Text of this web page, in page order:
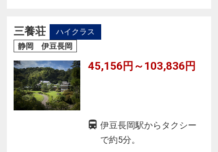
「館内に広がるやすらぎの香り」
お子さまとの旅を応援するキッズルームや
い宿☆
三養荘
ハイクラス
静岡 伊豆長岡
45,156円～103,836円
伊豆長岡駅からタクシー
で約5分。